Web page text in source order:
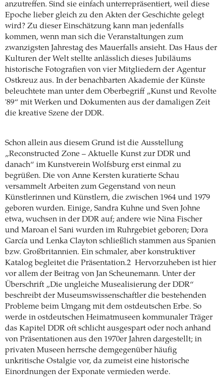
anzutreffen. Sind sie einfach unterrepräsentiert, weil diese
Epoche lieber gleich zu den Akten der Geschichte gelegt
wird? Zu dieser Einschätzung kann man jedenfalls
kommen, wenn man sich die Veranstaltungen zum
zwanzigsten Jahrestag des Mauerfalls ansieht. Das Haus der
Kulturen der Welt stellte anlässlich dieses Jubiläums
historische Fotografien von vier Mitgliedern der Agentur
Ostkreuz aus. In der benachbarten Akademie der Künste
beleuchtete man unter dem Oberbegriff „Kunst und Revolte
'89“ mit Werken und Dokumenten aus der damaligen Zeit
die kreative Szene der DDR.
Schon allein aus diesem Grund ist die Ausstellung
„Reconstructed Zone – Aktuelle Kunst zur DDR und
danach“ im Kunstverein Wolfsburg erst einmal zu
begrüßen. Die von Anne Kersten kuratierte Schau
versammelt Arbeiten zum Gegenstand von neun
Künstlerinnen und Künstlern, die zwischen 1964 und 1979
geboren wurden. Einige, Sandra Kuhne und Sven Johne
etwa, wuchsen in der DDR auf; andere wie Nina Fischer
und Maroan el Sani wurden im Ruhrgebiet geboren; Dora
García und Lenka Clayton schließlich stammen aus Spanien
bzw. Großbritannien. Ein schmaler, aber konstruktiver
Katalog begleitet die Präsentation.2 Hervorzuheben ist hier
vor allem der Beitrag von Jan Scheunemann. Unter der
Überschrift „Die ungleiche Musealisierung der DDR“
beschreibt der Museumswissenschaftler die bestehenden
Probleme beim Umgang mit dem ostdeutschen Erbe. So
werde in ostdeutschen Heimatmuseen kommunaler Träger
das Kapitel DDR oft schlicht ausgespart oder noch anhand
von Präsentationen aus den 1970er Jahren dargestellt; in
privaten Museen herrsche demgegenüber häufig
unkritische Ostalgie vor, da zumeist eine historische
Einordnungen der Exponate vermieden werde.